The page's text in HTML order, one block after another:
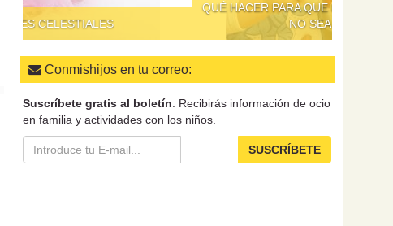
QUÉ HACER PARA QUE DAR DE COMER A LOS NIÑOS
Conmishijos en tu correo:
Suscríbete gratis al boletín . Recibirás información de ocio
en familia y actividades con los niños.
SUSCRÍBETE